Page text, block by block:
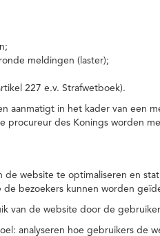
meldingen (laster);
227 e.v. Strafwetboek).
aanmatigt in het kader van een
procureur des Konings worden
website te optimaliseren en
de bezoekers kunnen worden
van de website door de
analyseren hoe gebruikers de